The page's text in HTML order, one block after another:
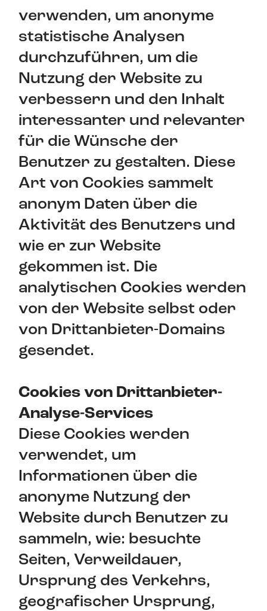
verwenden, um anonyme
statistische Analysen
durchzuführen, um die
Nutzung der Website zu
verbessern und den Inhalt
interessanter und relevanter
für die Wünsche der
Benutzer zu gestalten. Diese
Art von Cookies sammelt
anonym Daten über die
Aktivität des Benutzers und
wie er zur Website
gekommen ist. Die
analytischen Cookies werden
von der Website selbst oder
von Drittanbieter-Domains
gesendet.
Cookies von Drittanbieter-
Analyse-Services
Diese Cookies werden
verwendet, um
Informationen über die
anonyme Nutzung der
Website durch Benutzer zu
sammeln, wie: besuchte
Seiten, Verweildauer,
Ursprung des Verkehrs,
geografischer Ursprung,